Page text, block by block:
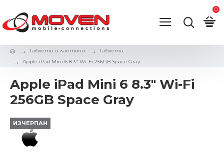
0
Таблети и лаптопи
Таблети
Apple iPad Mini 6 8.3" Wi-Fi 256GB Space Gray
Apple iPad Mini 6 8.3" Wi-Fi
256GB Space Gray
ИЗЧЕРПАН